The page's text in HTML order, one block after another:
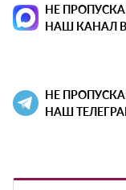
НЕ
НАШ КАНАЛ В
НЕ
НАШ